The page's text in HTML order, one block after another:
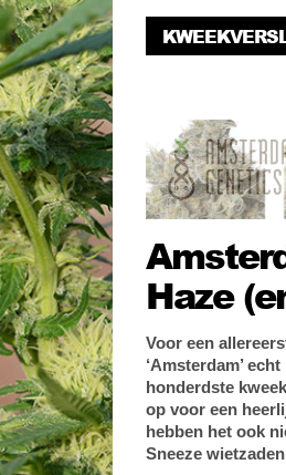
Haze
Voor een
‘Amsterdam’
honderdste
op voor een
hebben het ook
Sneeze